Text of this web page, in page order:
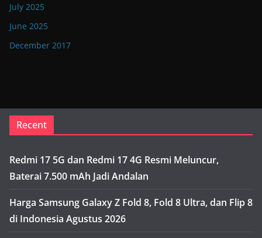
July 2025
June 2025
December 2017
Recent
Redmi 17 5G dan Redmi 17 4G Resmi Meluncur,
Baterai 7.500 mAh Jadi Andalan
Harga Samsung Galaxy Z Fold 8, Fold 8 Ultra, dan Flip 8
di Indonesia Agustus 2026